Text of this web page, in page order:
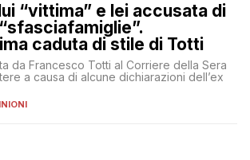
“vittima” e lei accusata di
caduta di stile di Totti
da Francesco Totti al Corriere della Sera
a causa di alcune dichiarazioni dell’ex